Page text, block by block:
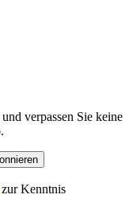
verpassen Sie keine
zur Kenntnis